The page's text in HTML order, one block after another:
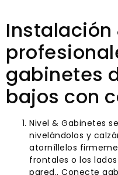
Instalación
gabinetes
bajos con
Nivel & Gabinetes
nivelándolos y
atorníllelos
frontales o los
pared.. Conecte